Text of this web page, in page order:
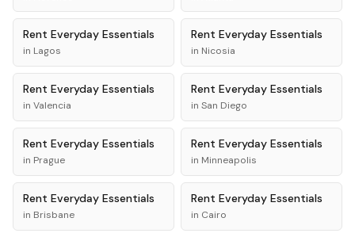
Rent Everyday Essentials
in Lagos
Rent Everyday Essentials
in Nicosia
Rent Everyday Essentials
in Valencia
Rent Everyday Essentials
in San Diego
Rent Everyday Essentials
in Prague
Rent Everyday Essentials
in Minneapolis
Rent Everyday Essentials
in Brisbane
Rent Everyday Essentials
in Cairo